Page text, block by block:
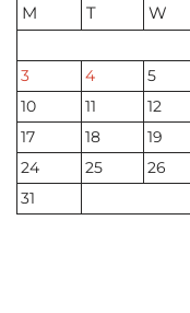
M
T W
3
4 5
10
11 12
17
18 19
24
25 26
31